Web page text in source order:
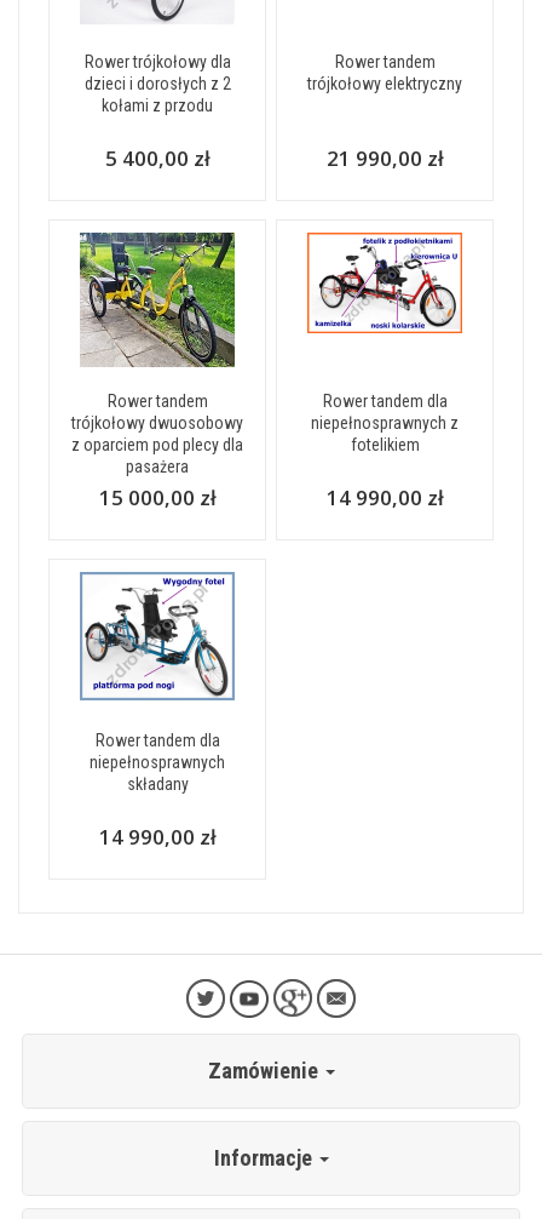
Rower trójkołowy dla
dzieci i dorosłych z 2
kołami z przodu
5 400,00 zł
Rower tandem
trójkołowy elektryczny
21 990,00 zł
Rower tandem
trójkołowy dwuosobowy
z oparciem pod plecy dla
pasażera
15 000,00 zł
Rower tandem dla
niepełnosprawnych z
fotelikiem
14 990,00 zł
Rower tandem dla
niepełnosprawnych
składany
14 990,00 zł
Zamówienie
Informacje